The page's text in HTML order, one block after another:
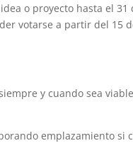
o proyecto hasta el 31
votarse a partir del 15
y cuando sea
emplazamiento si